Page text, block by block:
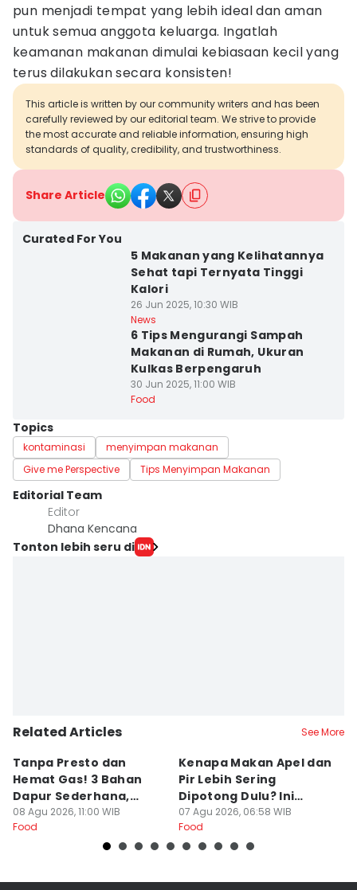
pun menjadi tempat yang lebih ideal dan aman
untuk semua anggota keluarga. Ingatlah
keamanan makanan dimulai kebiasaan kecil yang
terus dilakukan secara konsisten!
This article is written by our community writers and has been
carefully reviewed by our editorial team. We strive to provide
the most accurate and reliable information, ensuring high
standards of quality, credibility, and trustworthiness.
Share Article
Curated For You
5 Makanan yang Kelihatannya
Sehat tapi Ternyata Tinggi
Kalori
26 Jun 2025, 10:30 WIB
News
6 Tips Mengurangi Sampah
Makanan di Rumah, Ukuran
Kulkas Berpengaruh
30 Jun 2025, 11:00 WIB
Food
Topics
kontaminasi
menyimpan makanan
Give me Perspective
Tips Menyimpan Makanan
Editorial Team
Editor
Dhana Kencana
Tonton lebih seru di
Related Articles See More
Tanpa Presto dan
Hemat Gas! 3 Bahan
Dapur Sederhana,
Daging Sapi Empuk
Dalam 15 Menit
08 Agu 2026, 11:00 WIB
Food
Kenapa Makan Apel dan
Pir Lebih Sering
Dipotong Dulu? Ini
Alasannya
07 Agu 2026, 06:58 WIB
Food